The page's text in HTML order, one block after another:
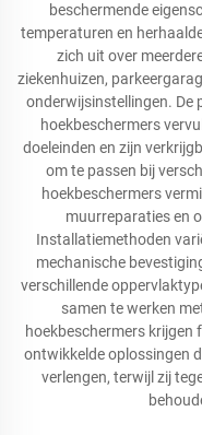
beschermende
temperaturen en
zich uit over
ziekenhuizen,
onderwijsinstellingen. De
hoekbeschermers
doeleinden en zijn
om te passen bij
hoekbeschermers
muurreparaties en
Installatiemethoden
mechanische
verschillende
samen te werken
hoekbeschermers
ontwikkelde oplossingen
verlengen, terwijl zij